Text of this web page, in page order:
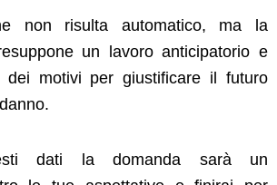
non risulta automatico, ma la
un lavoro anticipatorio e
dei motivi per giustificare il futuro
dati la domanda sarà un